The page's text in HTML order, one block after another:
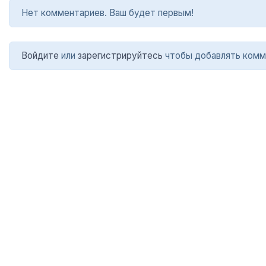
Нет комментариев. Ваш будет первым!
Войдите или зарегистрируйтесь чтобы добавлять